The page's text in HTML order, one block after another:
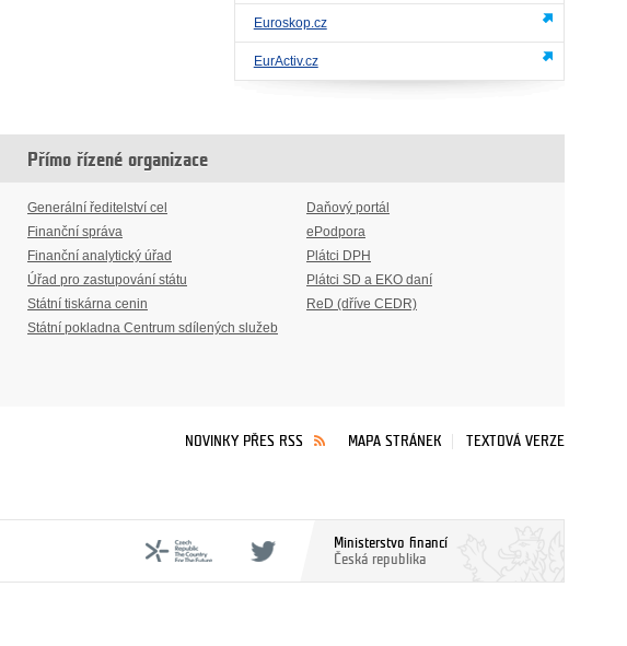
Euroskop.cz
EurActiv.cz
Přímo řízené organizace
Generální ředitelství cel
Finanční správa
Finanční analytický úřad
Úřad pro zastupování státu
Státní tiskárna cenin
Státní pokladna Centrum sdílených služeb
Daňový portál
ePodpora
Plátci DPH
Plátci SD a EKO daní
ReD (dříve CEDR)
NOVINKY PŘES RSS MAPA STRÁNEK TEXTOVÁ VERZE
Ministerstvo financí
Česká republika